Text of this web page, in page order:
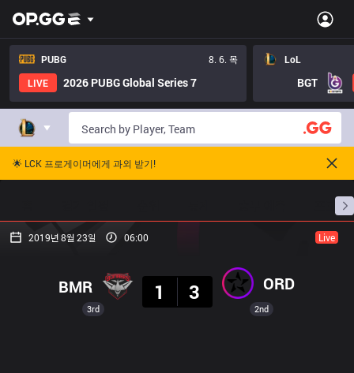
PUBG
8. 6. 목
LIVE
2026 PUBG Global Series 7
LoL
BGT
🌟 LCK 프로게이머에게 과외 받기!
프로빌
2019년 8월 23일 06:00 Live
3rd
BMR
1
3 ORD
2nd